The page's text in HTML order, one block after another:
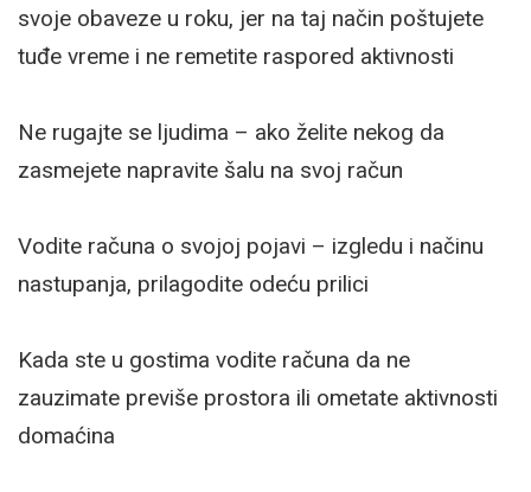
svoje obaveze u roku, jer na taj način poštujete
tuđe vreme i ne remetite raspored aktivnosti
Ne rugajte se ljudima – ako želite nekog da
zasmejete napravite šalu na svoj račun
Vodite računa o svojoj pojavi – izgledu i načinu
nastupanja, prilagodite odeću prilici
Kada ste u gostima vodite računa da ne
zauzimate previše prostora ili ometate aktivnosti
domaćina